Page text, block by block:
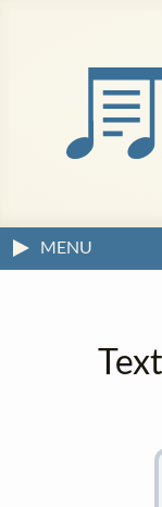
MENU